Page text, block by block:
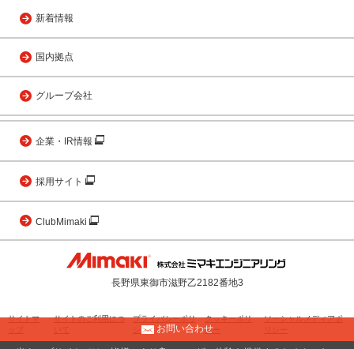
新着情報
国内拠点
グループ会社
企業・IR情報
採用サイト
ClubMimaki
長野県東御市滋野乙2182番地3
サイトマ
サイトのご利用につ
プライバシーポリ
シー
クッキーポリ
シー
ソーシャルメディアポ
お問い合わせ